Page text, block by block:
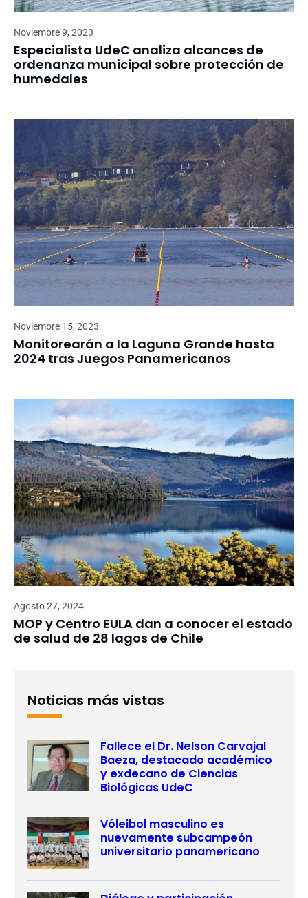
Noviembre 9, 2023
Especialista UdeC analiza alcances de
ordenanza municipal sobre protección de
humedales
Noviembre 15, 2023
Monitorearán a la Laguna Grande hasta
2024 tras Juegos Panamericanos
Agosto 27, 2024
MOP y Centro EULA dan a conocer el estado
de salud de 28 lagos de Chile
Noticias más vistas
Fallece el Dr. Nelson Carvajal
Baeza, destacado académico
y exdecano de Ciencias
Biológicas UdeC
Vóleibol masculino es
nuevamente subcampeón
universitario panamericano